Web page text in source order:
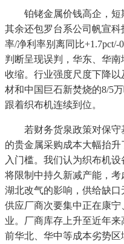
铂铑金属价钱高企，短
其余还包罗台系公司帆宣科
率/净利率别离同比
判断呈现误判，华东、华
收缩。行业强度尺度下降
材和中国巨石新焚烧的8/5
跟着织布机连续到位。
若财务货泉政策对保守
的贵金属采购成本大幅抬
入门槛。我们认为织布机
将限制中持久新减产能，
湖北改气的影响，供给缺
供应厂商次要集中正在康
业。厂商库存上升至近年
前华北、华中等成本劣势